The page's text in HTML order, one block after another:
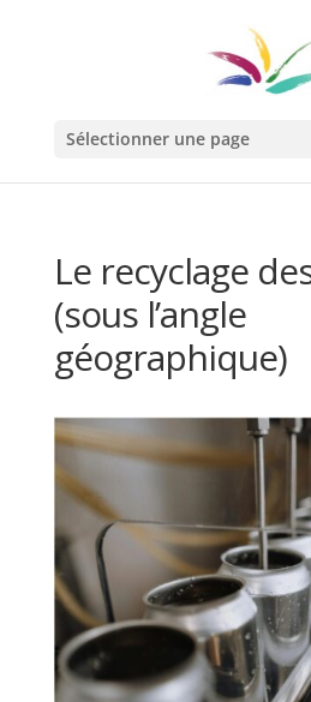
Sélectionner une page
Le recyclage
(sous l’angle
géographique)